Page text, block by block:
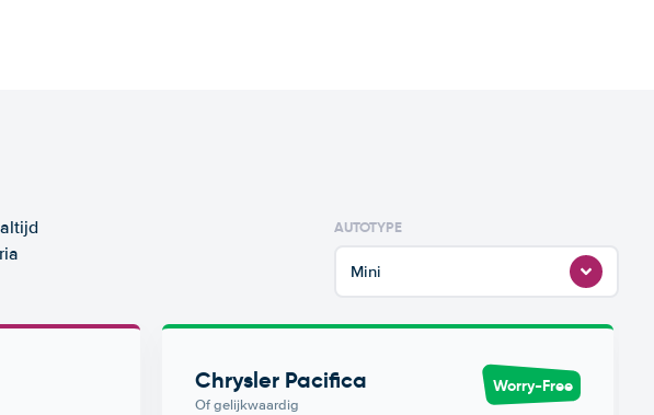
AUTOTYPE
Mini
Chrysler Pacifica
Of gelijkwaardig
Worry-Free